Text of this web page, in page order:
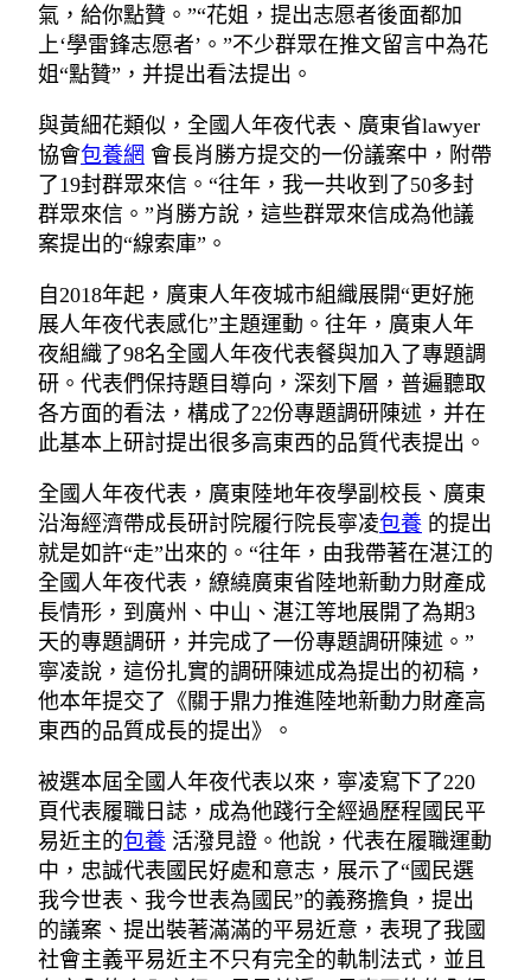
氣，給你點贊。”“花姐，提出志愿者後面都加
上‘學雷鋒志愿者’。”不少群眾在推文留言中為花
姐“點贊”，并提出看法提出。
與黃細花類似，全國人年夜代表、廣東省lawyer
協會包養網 會長肖勝方提交的一份議案中，附帶
了19封群眾來信。“往年，我一共收到了50多封
群眾來信。”肖勝方說，這些群眾來信成為他議
案提出的“線索庫”。
自2018年起，廣東人年夜城市組織展開“更好施
展人年夜代表感化”主題運動。往年，廣東人年
夜組織了98名全國人年夜代表餐與加入了專題調
研。代表們保持題目導向，深刻下層，普遍聽取
各方面的看法，構成了22份專題調研陳述，并在
此基本上研討提出很多高東西的品質代表提出。
全國人年夜代表，廣東陸地年夜學副校長、廣東
沿海經濟帶成長研討院履行院長寧凌包養 的提出
就是如許“走”出來的。“往年，由我帶著在湛江的
全國人年夜代表，繚繞廣東省陸地新動力財產成
長情形，到廣州、中山、湛江等地展開了為期3
天的專題調研，并完成了一份專題調研陳述。”
寧凌說，這份扎實的調研陳述成為提出的初稿，
他本年提交了《關于鼎力推進陸地新動力財產高
東西的品質成長的提出》。
被選本屆全國人年夜代表以來，寧凌寫下了220
頁代表履職日誌，成為他踐行全經過歷程國民平
易近主的包養 活潑見證。他說，代表在履職運動
中，忠誠代表國民好處和意志，展示了“國民選
我今世表、我今世表為國民”的義務擔負，提出
的議案、提出裝著滿滿的平易近意，表現了我國
社會主義平易近主不只有完全的軌制法式，並且